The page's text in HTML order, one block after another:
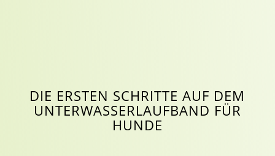
DIE ERSTEN SCHRITTE AUF DEM
UNTERWASSERLAUFBAND FÜR
HUNDE